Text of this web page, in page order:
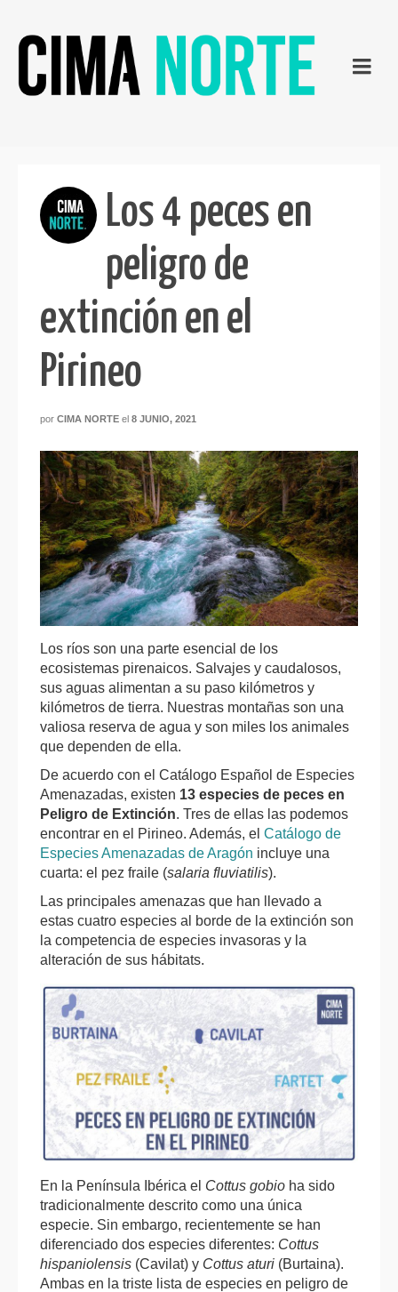
Los 4 peces en
peligro de
extinción en el
Pirineo
por CIMA NORTE el 8 JUNIO, 2021
Los ríos son una parte esencial de los
ecosistemas pirenaicos. Salvajes y caudalosos,
sus aguas alimentan a su paso kilómetros y
kilómetros de tierra. Nuestras montañas son una
valiosa reserva de agua y son miles los animales
que dependen de ella.
De acuerdo con el Catálogo Español de Especies
Amenazadas, existen 13 especies de peces en
Peligro de Extinción. Tres de ellas las podemos
encontrar en el Pirineo. Además, el Catálogo de
Especies Amenazadas de Aragón incluye una
cuarta: el pez fraile (salaria fluviatilis).
Las principales amenazas que han llevado a
estas cuatro especies al borde de la extinción son
la competencia de especies invasoras y la
alteración de sus hábitats.
En la Península Ibérica el Cottus gobio ha sido
tradicionalmente descrito como una única
especie. Sin embargo, recientemente se han
diferenciado dos especies diferentes: Cottus
hispaniolensis (Cavilat) y Cottus aturi (Burtaina).
Ambas en la triste lista de especies en peligro de